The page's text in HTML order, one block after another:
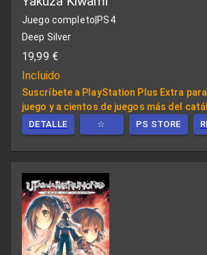
Juego completo PS4
Deep Silver
19,99 €
Incluido
Suscríbete a PlayStation Plus Extra
juego y a cientos de juegos más del
DETALLE ☆ PS STORE